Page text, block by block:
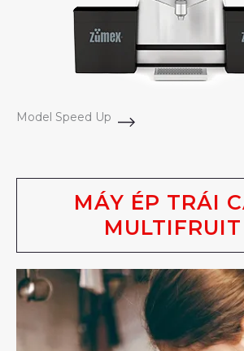
Model Speed Up
MÁY ÉP TRÁI
MULTIFRUIT